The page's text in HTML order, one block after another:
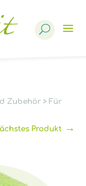
Zubehör > Für
Produkt→